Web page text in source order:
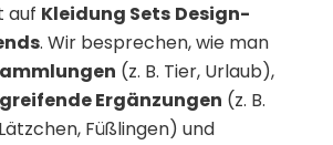
auf Kleidung Sets Design-
. Wir besprechen, wie man
(z. B. Tier, Urlaub),
Ergänzungen (z. B.
Füßlingen) und